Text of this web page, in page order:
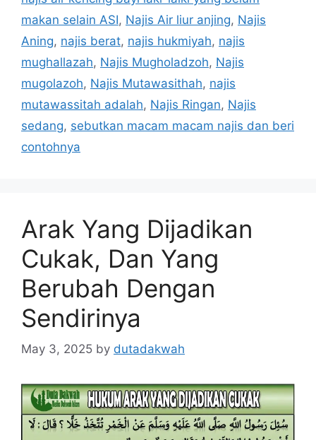
makan selain ASI, Najis Air liur anjing, Najis
Aning, najis berat, najis hukmiyah, najis
mughallazah, Najis Mugholadzoh, Najis
mugolazoh, Najis Mutawasithah, najis
mutawassitah adalah, Najis Ringan, Najis
sedang, sebutkan macam macam najis dan beri
contohnya
Arak Yang Dijadikan
Cukak, Dan Yang
Berubah Dengan
Sendirinya
May 3, 2025 by dutadakwah